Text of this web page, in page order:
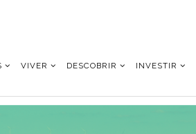
VIVER DESCOBRIR INVESTIR